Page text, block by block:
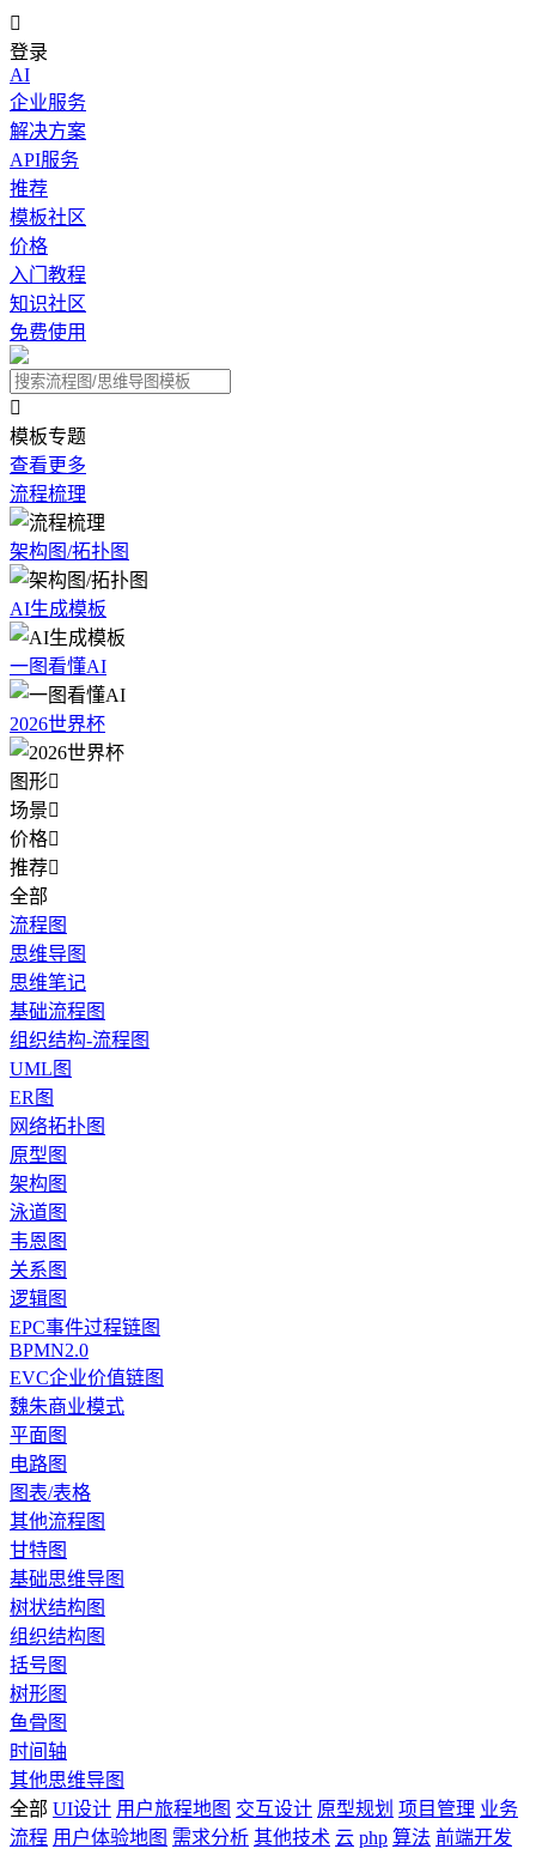

登录
AI
企业服务
解决方案
API服务
推荐
模板社区
价格
入门教程
知识社区
免费使用

模板专题
查看更多
流程梳理
架构图/拓扑图
AI生成模板
一图看懂AI
2026世界杯
图形
场景
价格
推荐
全部
流程图
思维导图
思维笔记
基础流程图
组织结构-流程图
UML图
ER图
网络拓扑图
原型图
架构图
泳道图
韦恩图
关系图
逻辑图
EPC事件过程链图
BPMN2.0
EVC企业价值链图
魏朱商业模式
平面图
电路图
图表/表格
其他流程图
甘特图
基础思维导图
树状结构图
组织结构图
括号图
树形图
鱼骨图
时间轴
其他思维导图
全部 UI设计 用户旅程地图 交互设计 原型规划 项目管理 业务
流程 用户体验地图 需求分析 其他技术 云 php 算法 前端开发